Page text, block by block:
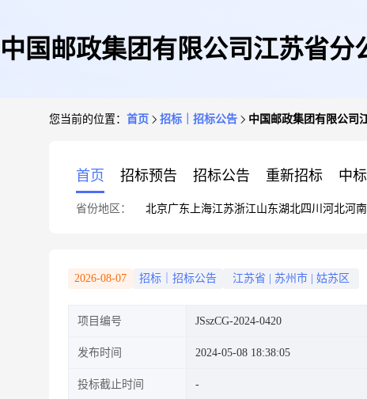
中国邮政集团有限公司江苏省
您当前的位置： 首页 招标｜招标公告 中国邮政集团有限公司
首页 招标预告 招标公告 重新招标 中
省份地区： 北京广东 上海江苏浙江山东湖北四川 河北河南
2026-08-07 招标｜招标公告 江苏省 苏州市 姑苏区
项目编号 JSszCG-2024-0420
发布时间 2024-05-08 18:38:05
投标截止时间